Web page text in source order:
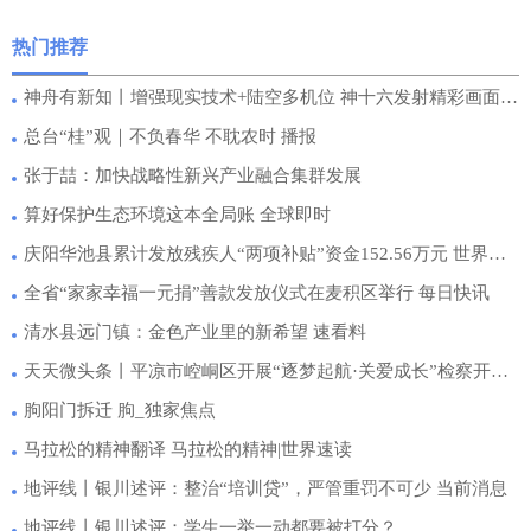
热门推荐
神舟有新知丨增强现实技术+陆空多机位 神十六发射精彩画面是这样拍摄出来的|快播报
总台“桂”观｜不负春华 不耽农时 播报
张于喆：加快战略性新兴产业融合集群发展
算好保护生态环境这本全局账 全球即时
庆阳华池县累计发放残疾人“两项补贴”资金152.56万元 世界新资讯
全省“家家幸福一元捐”善款发放仪式在麦积区举行 每日快讯
清水县远门镇：金色产业里的新希望 速看料
天天微头条丨平凉市崆峒区开展“逐梦起航·关爱成长”检察开放日活动
朐阳门拆迁 朐_独家焦点
马拉松的精神翻译 马拉松的精神|世界速读
地评线丨银川述评：整治“培训贷”，严管重罚不可少 当前消息
地评线丨银川述评：学生一举一动都要被打分？